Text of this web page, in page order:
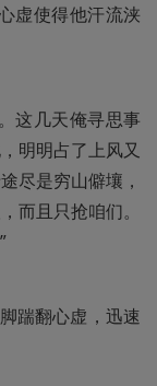
虚使得他汗流浃
这几天俺寻思事
明明占了上风又
尽是穷山僻壤，
而且只抢咱们。
踹翻心虚，迅速